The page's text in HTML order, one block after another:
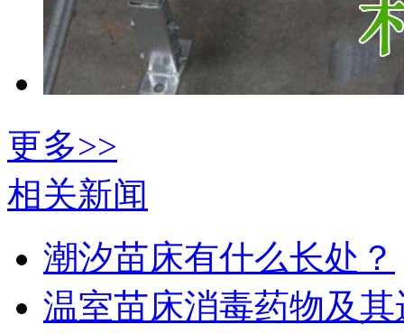
更多>>
相关新闻
潮汐苗床有什么长处？
温室苗床消毒药物及